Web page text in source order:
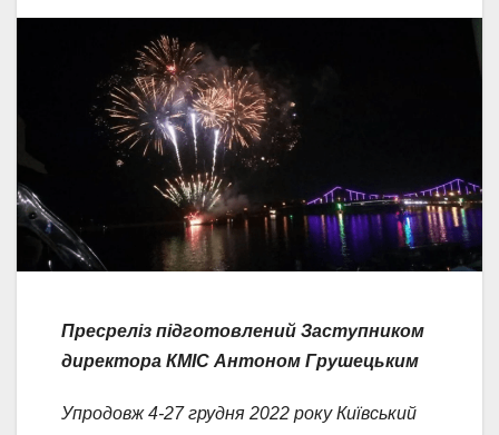
Пресреліз підготовлений Заступником
директора КМІС Антоном Грушецьким
Упродовж 4-27 грудня 2022 року Київський